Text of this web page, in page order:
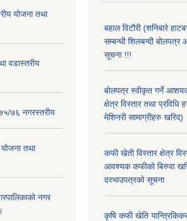
योजना तथा
वडास्तरीय
७६ नगरस्तरीय
तथा
नगर
बहाल विटौरी (शनिबारे
सम्बन्धी शिलबन्दी बोलपत्र
सूचना !!!
बोलपत्र स्वीकृत गर्ने
क्षेत्र विस्तार तथा प्रविधि
मेशिनरी सामाग्रीहरु खरिद)
कफी खेती विस्तार क्षेत्र
आवश्यक कफीको बिरुवा
दरभाउपत्रको सूचना
कृषि कफी खेति